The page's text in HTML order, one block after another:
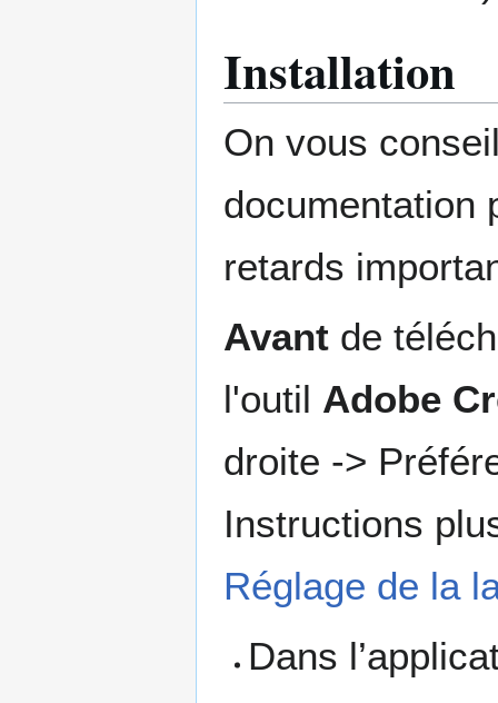
Installation
On vous
documentation
retards
Avant de
l'outil Adobe
droite ->
Instructions
Réglage de la
Dans